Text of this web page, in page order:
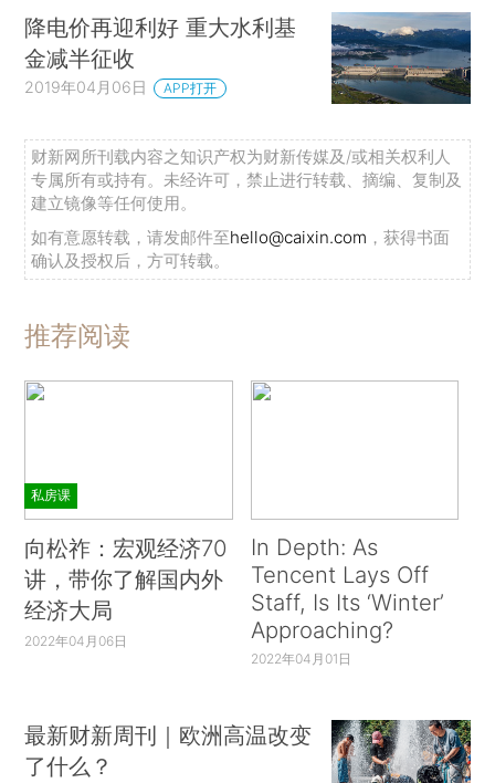
降电价再迎利好 重大水利基
金减半征收
2019年04月06日 APP打开
财新网所刊载内容之知识产权为财新传媒及/或相关权利人
专属所有或持有。未经许可，禁止进行转载、摘编、复制及
建立镜像等任何使用。
如有意愿转载，请发邮件至hello@caixin.com ，获得书面
确认及授权后，方可转载。
推荐阅读
私房课
向松祚：宏观经济70
讲，带你了解国内外
经济大局
2022年04月06日
In Depth: As
Tencent Lays Off
Staff, Is Its ‘Winter’
Approaching?
2022年04月01日
最新财新周刊｜欧洲高温改变
了什么？